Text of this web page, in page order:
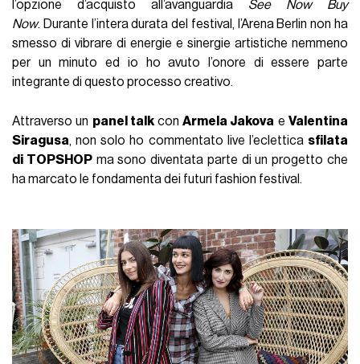
l’opzione d’acquisto all’avanguardia See Now Buy
Now. Durante l’intera durata del festival, l’Arena Berlin non ha
smesso di vibrare di energie e sinergie artistiche nemmeno
per un minuto ed io ho avuto l’onore di essere parte
integrante di questo processo creativo.
Attraverso un panel talkconArmela Jakova e Valentina
Siragusa, non solo ho commentato live l’eclettica sfilata
di TOPSHOPma sono diventata parte di un progetto che
ha marcato le fondamenta dei futuri fashion festival.